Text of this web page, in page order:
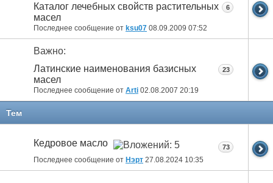
Каталог лечебных свойств растительных
масел
Последнее сообщение от ksu07 08.09.2009 07:52
6
Важно:
Латинские наименования базисных
масел
Последнее сообщение от Arti 02.08.2007 20:19
23
Тем
Кедровое масло
Последнее сообщение от Нэрт 27.08.2024 10:35
73